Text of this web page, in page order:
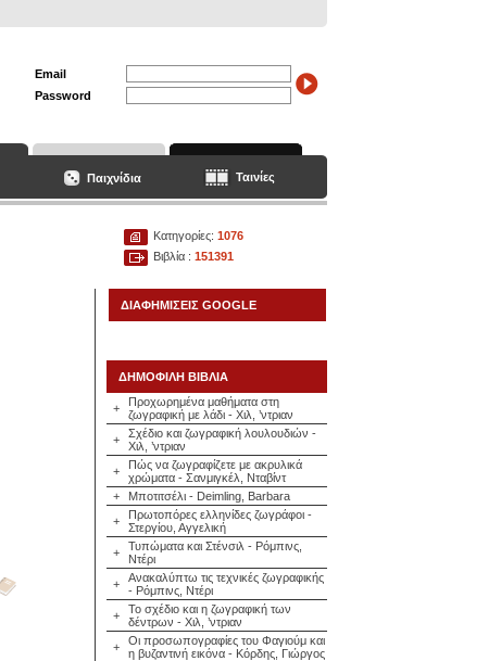
Email
Password
Παιχνίδια Ταινίες
Κατηγορίες: 1076
Βιβλία : 151391
ΔΙΑΦΗΜΙΣΕΙΣ GOOGLE
ΔΗΜΟΦΙΛΗ ΒΙΒΛΙΑ
+
Προχωρημένα μαθήματα στη
ζωγραφική με λάδι - Χιλ, ’ντριαν
+
Σχέδιο και ζωγραφική λουλουδιών -
Χιλ, ’ντριαν
+
Πώς να ζωγραφίζετε με ακρυλικά
χρώματα - Σανμιγκέλ, Νταβίντ
+
Μποτιτσέλι - Deimling, Barbara
+
Πρωτοπόρες ελληνίδες ζωγράφοι -
Στεργίου, Αγγελική
+
Τυπώματα και Στένσιλ - Ρόμπινς,
Ντέρι
+
Ανακαλύπτω τις τεχνικές ζωγραφικής
- Ρόμπινς, Ντέρι
+
Το σχέδιο και η ζωγραφική των
δέντρων - Χιλ, ’ντριαν
+
Οι προσωπογραφίες του Φαγιούμ και
η βυζαντινή εικόνα - Κόρδης, Γιώργος